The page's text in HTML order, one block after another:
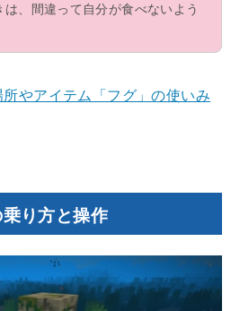
は、間違って自分が食べないよう
やアイテム「フグ」の使いみ
り方と操作